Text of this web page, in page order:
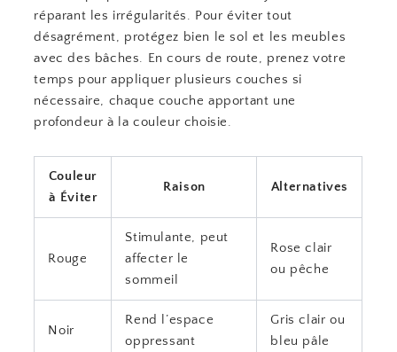
réparant les irrégularités. Pour éviter tout
désagrément, protégez bien le sol et les meubles
avec des bâches. En cours de route, prenez votre
temps pour appliquer plusieurs couches si
nécessaire, chaque couche apportant une
profondeur à la couleur choisie.
Couleur
à Éviter
Raison Alternatives
Rouge
Stimulante, peut
affecter le
sommeil
Rose clair
ou pêche
Noir
Rend l’espace
oppressant
Gris clair ou
bleu pâle